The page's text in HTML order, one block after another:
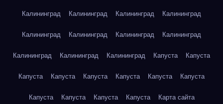
Калининград Калининград Калининград Калининград
Калининград Калининград Калининград Калининград
Калининград Калининград Калининград Капуста Капуста
Капуста Капуста Капуста Капуста Капуста Капуста
Капуста Капуста Капуста Капуста Карта сайта